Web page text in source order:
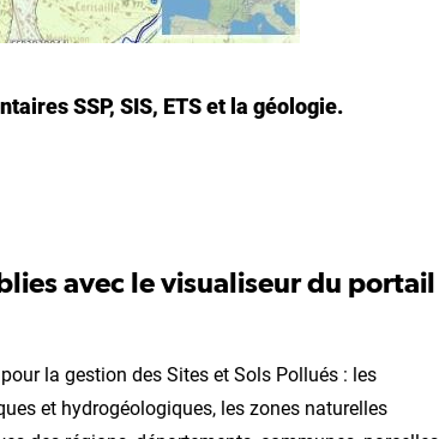
SSP, SIS, ETS et la géologie.
avec le visualiseur du portail
la gestion des Sites et Sols Pollués : les
et hydrogéologiques, les zones naturelles